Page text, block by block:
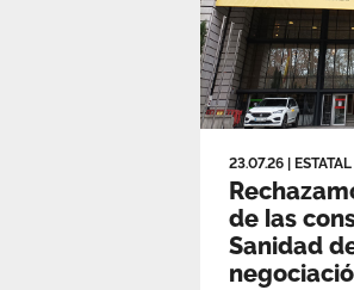
23.07.26 ESTATAL
de las
Sanidad